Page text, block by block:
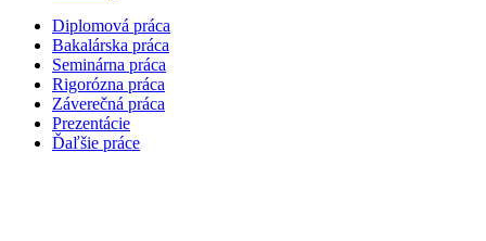
Diplomová práca
Bakalárska práca
Seminárna práca
Rigorózna práca
Záverečná práca
Prezentácie
Ďaľšie práce